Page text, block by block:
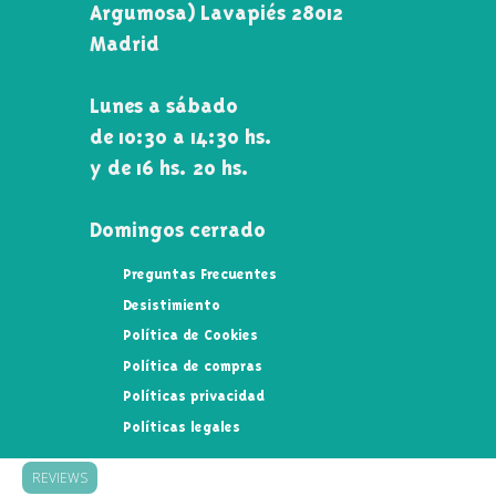
Argumosa) Lavapiés 28012
Madrid
Lunes a sábado
de 10:30 a 14:30 hs.
y de 16 hs. 20 hs.
Domingos cerrado
Preguntas Frecuentes
Desistimiento
Política de Cookies
Política de compras
Políticas privacidad
Políticas legales
REVIEWS